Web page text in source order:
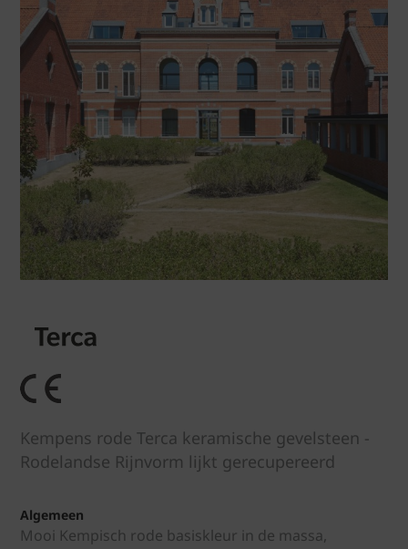
Kempens rode Terca keramische gevelsteen -
Rodelandse Rijnvorm lijkt gerecupereerd
Algemeen
Mooi Kempisch rode basiskleur in de massa,